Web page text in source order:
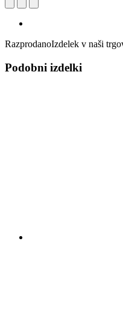
RazprodanoIzdelek v naši
Podobni izdelki